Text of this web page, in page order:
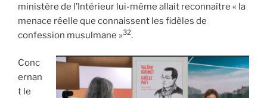
ministère de l’Intérieur lui-même allait reconnaître « la
menace réelle que connaissent les fidèles de
confession musulmane »32.
Conc
ernan
t le